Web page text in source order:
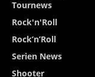
Tournews
Rock'n'Roll
Rock’n’Roll
Serien News
Shooter